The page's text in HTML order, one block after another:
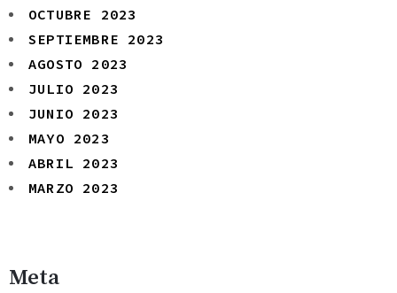
OCTUBRE 2023
SEPTIEMBRE 2023
AGOSTO 2023
JULIO 2023
JUNIO 2023
MAYO 2023
ABRIL 2023
MARZO 2023
Meta